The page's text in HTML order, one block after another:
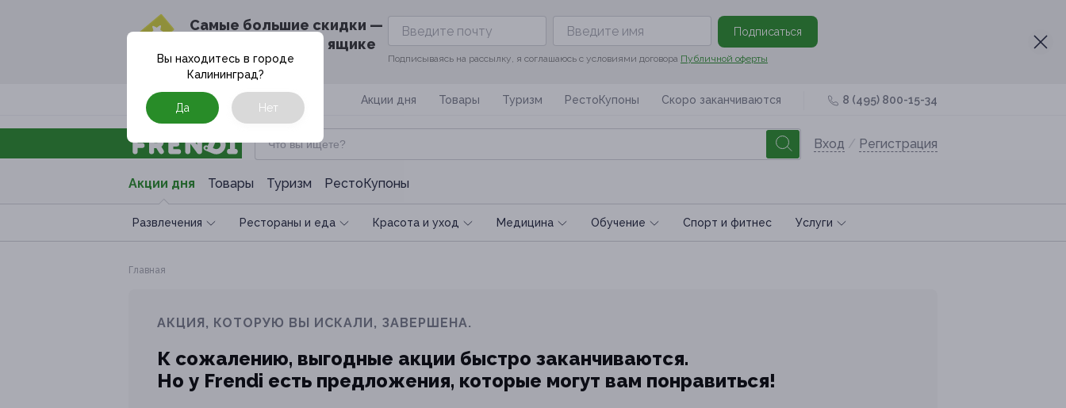
Cамые большие скидки —
в твоём почтовом ящике
Подписаться
Подписываясь на рассылку, я соглашаюсь с условиями договора Публичной оферты
Москва Акции дня Товары Туризм РестоКупоны Скоро заканчиваются 8 (495) 800-15-34
Вход / Регистрация
Акции дня Товары Туризм РестоКупоны
Развлечения Рестораны и еда Красота и уход Медицина Обучение Спoрт и фитнес Услуги
Вы находитесь в городе
Калининград?
Да Нет
Главная
АКЦИЯ, КОТОРУЮ ВЫ ИСКАЛИ, ЗАВЕРШЕНА.
К сожалению, выгодные акции быстро заканчиваются.
Но у Frendi есть предложения, которые могут вам понравиться!